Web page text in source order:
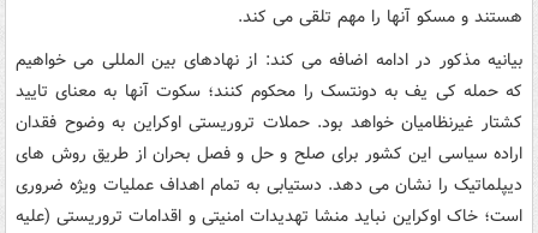
هستند و مسکو آنها را مهم تلقی می کند.
بیانیه مذکور در ادامه اضافه می کند: از نهادهای بین المللی می خواهیم
که حمله کی یف به دونتسک را محکوم کنند؛ سکوت آنها به معنای تایید
کشتار غیرنظامیان خواهد بود. حملات تروریستی اوکراین به وضوح فقدان
اراده سیاسی این کشور برای صلح و حل و فصل بحران از طریق روش های
دیپلماتیک را نشان می دهد. دستیابی به تمام اهداف عملیات ویژه ضروری
است؛ خاک اوکراین نباید منشا تهدیدات امنیتی و اقدامات تروریستی (علیه